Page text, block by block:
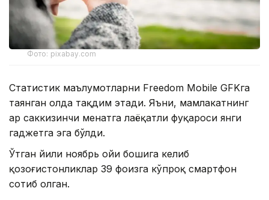
Фото: pixabay.com
Статистик маълумотларни Freedom Mobile GFKга
таянган ҳолда тақдим этади. Яъни, мамлакатнинг
ҳар саккизинчи меҳнатга лаёқатли фуқароси янги
гаджетга эга бўлди.
Ўтган йили ноябрь ойи бошига келиб
қозоғистонликлар 39 фоизга кўпроқ смартфон
сотиб олган.